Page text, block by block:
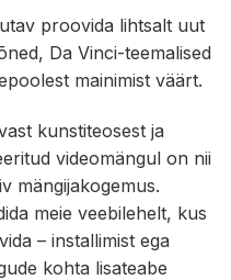
proovida lihtsalt uut
Da Vinci-teemalised
mainimist väärt.
kunstiteosest ja
videomängul on nii
mängijakogemus.
meie veebilehelt, kus
– installimist ega
kohta lisateabe